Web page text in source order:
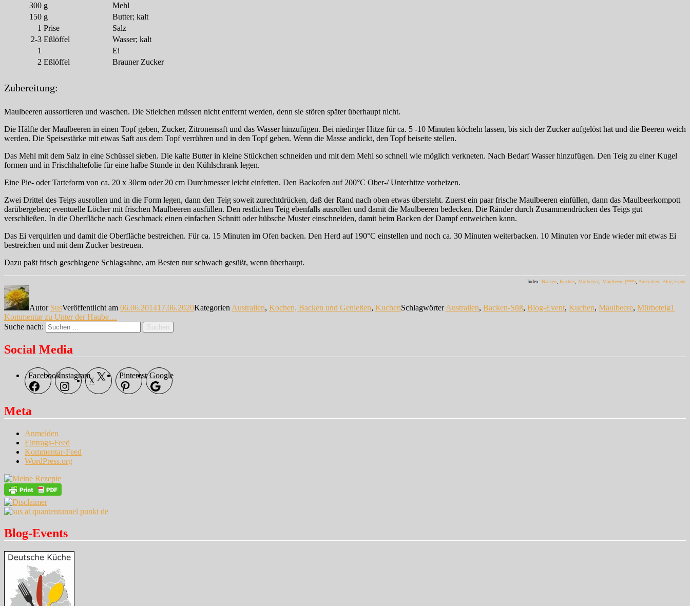
300 g
Mehl
150 g
Butter; kalt
1 Prise
Salz
2-3 Eßlöffel
Wasser; kalt
1
Ei
2 Eßlöffel Brauner Zucker
Zubereitung:
Maulbeeren aussortieren und waschen. Die Stielchen müssen nicht entfernt werden, denn sie stören später überhaupt nicht.
Die Hälfte der Maulbeeren in einen Topf geben, Zucker, Zitronensaft und das Wasser hinzufügen. Bei niedirger Hitze für ca. 5 -10 Minuten köcheln lassen, bis sich der Zucker aufgelöst hat und die Beeren weich
werden. Die Speisestärke mit etwas Saft aus dem Topf verrühren und in den Topf geben. Wenn die Masse andickt, den Topf beiseite stellen.
Das Mehl mit dem Salz in eine Schüssel sieben. Die kalte Butter in kleine Stückchen schneiden und mit dem Mehl so schnell wie möglich verkneten. Nach Bedarf Wasser hinzufügen. Den Teig zu einer Kugel
formen und in Frischhaltefolie für eine halbe Stunde in den Kühlschrank legen.
Eine Pie- oder Tarteform von ca. 20 x 30cm oder 20 cm Durchmesser leicht einfetten. Den Backofen auf 200°C Ober-/ Unterhitze vorheizen.
Zwei Drittel des Teigs ausrollen und in die Form legen, dann den Teig soweit zurechtdrücken, daß der Rand nach oben etwas übersteht. Zuerst ein paar frische Maulbeeren einfüllen, dann das Maulbeerkompott
darübergeben; eventuelle Löcher mit frischen Maulbeeren ausfüllen. Den restlichen Teig ebenfalls ausrollen und damit die Maulbeeren bedecken. Die Ränder durch Zusammendrücken des Teigs gut
verschließen. In die Oberfläche nach Geschmack einen einfachen Schnitt oder hübsche Muster einschneiden, damit beim Backen der Dampf entweichen kann.
Das Ei verquirlen und damit die Oberfläche bestreichen. Für ca. 15 Minuten im Ofen backen. Den Herd auf 190°C einstellen und noch ca. 30 Minuten weiterbacken. 10 Minuten vor Ende wieder mit etwas Ei
bestreichen und mit dem Zucker bestreuen.
Dazu paßt frisch geschlagene Schlagsahne, am Besten nur schwach gesüßt, wenn überhaupt.
Index: Backen, Kuchen, Mürbeteig, Maulbeere (***), Australien, Blog-Event
Autor SusVeröffentlicht am 06.06.201417.06.2020Kategorien Australien, Kochen, Backen und Genießen, KuchenSchlagwörterAustralien, Backen-Süß, Blog-Event, Kuchen, Maulbeere, Mürbeteig1
Kommentarzu Unter der Haube…
Suche nach:
Suchen
Social Media
FacebookInstagram
X
Pinterest Google
Meta
Anmelden
Eintrags-Feed
Kommentar-Feed
WordPress.org
Blog-Events